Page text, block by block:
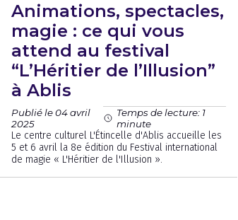
Animations, spectacles,
magie : ce qui vous
attend au festival
“L’Héritier de l’Illusion”
à Ablis
Publié le 04 avril
2025
Temps de lecture: 1
minute
Le centre culturel L'Étincelle d'Ablis accueille les
5 et 6 avril la 8e édition du Festival international
de magie « L'Héritier de l'Illusion ».